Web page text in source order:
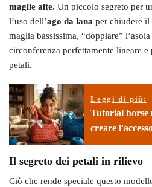
maglie alte. Un piccolo segreto per
l’uso dell’ago da lana per chiudere il
maglia bassissima, “doppiare”
circonferenza perfettamente lineare
petali.
Leggi di più:
Tutorial borse
creare
Il segreto dei petali in rilievo
Ciò che rende speciale questo